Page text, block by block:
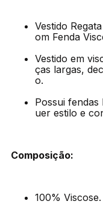
Vestido
om Fenda
Vestido em
ças largas,
o.
Possui
uer estilo e
Composição:
100% Viscose.